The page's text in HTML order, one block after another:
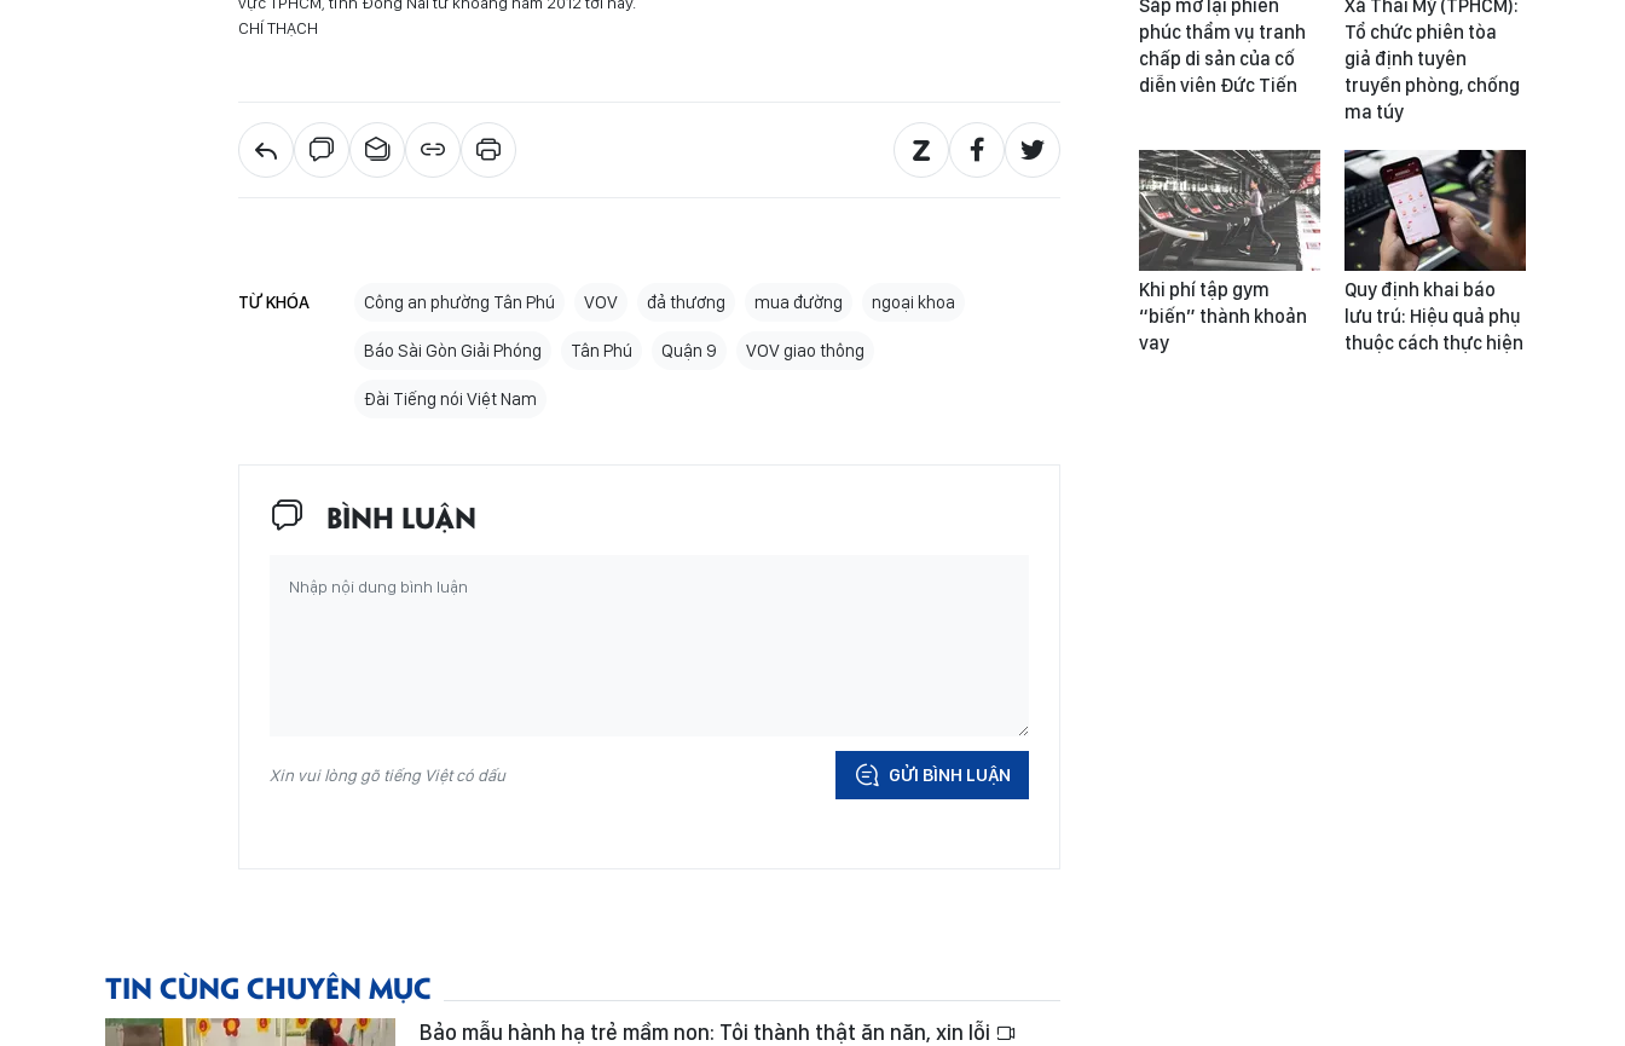
CHÍ THẠCH
TỪ KHÓA Công an phường Tân Phú VOV đả thương mua đường ngoại khoa
Báo Sài Gòn Giải Phóng Tân Phú Quận 9 VOV giao thông
Đài Tiếng nói Việt Nam
BÌNH LUẬN
Xin vui lòng gõ tiếng Việt có dấu GỬI BÌNH LUẬN
TIN CÙNG CHUYÊN MỤC
Bảo mẫu hành hạ trẻ mầm non: Tôi thành thật ăn năn, xin lỗi
Sắp mở lại phiên
phúc thẩm vụ tranh
chấp di sản của cố
diễn viên Đức Tiến
Xã Thái Mỹ (TPHCM):
Tổ chức phiên tòa
giả định tuyên
truyền phòng, chống
ma túy
Khi phí tập gym
“biến” thành khoản
vay
Quy định khai báo
lưu trú: Hiệu quả phụ
thuộc cách thực hiện